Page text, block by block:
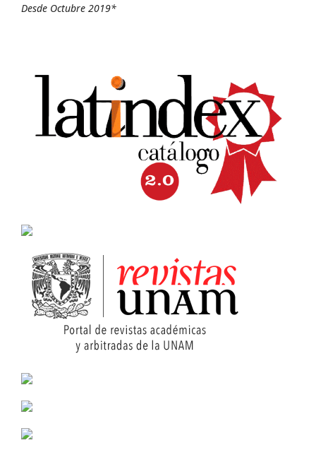
Desde Octubre 2019*